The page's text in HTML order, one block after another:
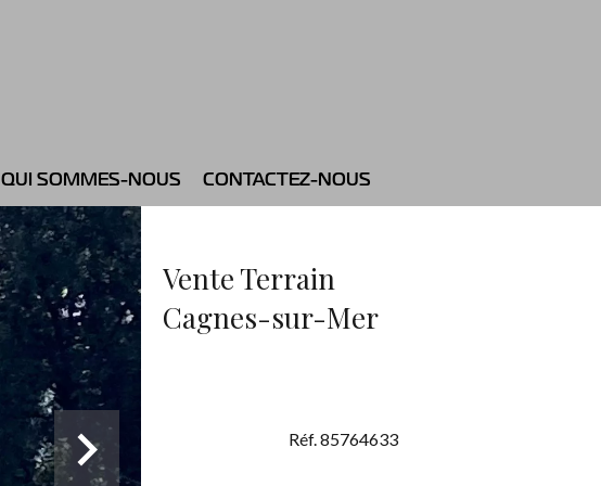
QUI SOMMES-NOUS CONTACTEZ-NOUS
Vente Terrain
Cagnes-sur-Mer
Réf. 85764633